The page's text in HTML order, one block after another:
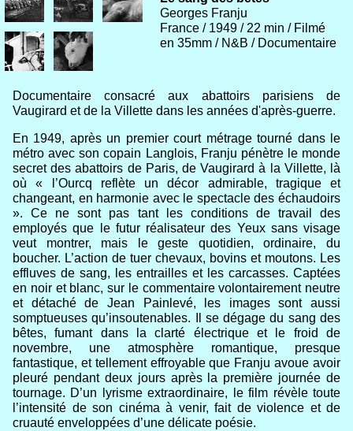
Georges Franju
France / 1949 / 22 min / Filmé
en 35mm / N&B / Documentaire
Documentaire consacré aux abattoirs parisiens de
Vaugirard et de la Villette dans les années d'après-guerre.
En 1949, après un premier court métrage tourné dans le
métro avec son copain Langlois, Franju pénètre le monde
secret des abattoirs de Paris, de Vaugirard à la Villette, là
où « l’Ourcq reflète un décor admirable, tragique et
changeant, en harmonie avec le spectacle des échaudoirs
». Ce ne sont pas tant les conditions de travail des
employés que le futur réalisateur des Yeux sans visage
veut montrer, mais le geste quotidien, ordinaire, du
boucher. L’action de tuer chevaux, bovins et moutons. Les
effluves de sang, les entrailles et les carcasses. Captées
en noir et blanc, sur le commentaire volontairement neutre
et détaché de Jean Painlevé, les images sont aussi
somptueuses qu’insoutenables. Il se dégage du sang des
bêtes, fumant dans la clarté électrique et le froid de
novembre, une atmosphère romantique, presque
fantastique, et tellement effroyable que Franju avoue avoir
pleuré pendant deux jours après la première journée de
tournage. D’un lyrisme extraordinaire, le film révèle toute
l’intensité de son cinéma à venir, fait de violence et de
cruauté enveloppées d’une délicate poésie.